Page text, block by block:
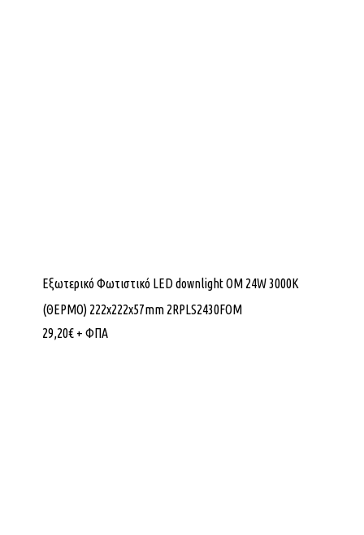
Εξωτερικό Φωτιστικό LED downlight OM 24W 3000K
(ΘΕΡΜΟ) 222x222x57mm 2RPLS2430FOM
29,20€ + ΦΠΑ